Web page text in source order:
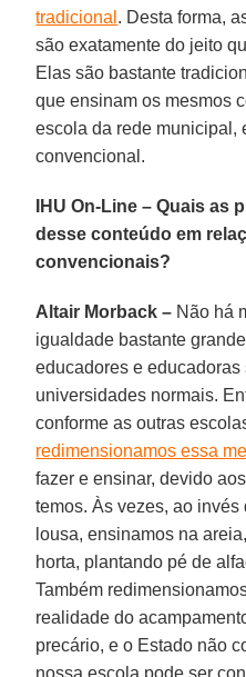
tradicional . Desta forma,
são exatamente do jeito
Elas são bastante
que ensinam os mesmos
escola da rede municipal,
convencional.
IHU On-Line – Quais as
desse conteúdo em
convencionais?
Altair Morback – Não há
igualdade bastante
educadores e
universidades normais.
conforme as outras
redimensionamos essa
fazer e ensinar, devido
temos. Às vezes, ao
lousa, ensinamos na
horta, plantando pé de
Também
realidade do
precário, e o Estado não
nossa escola pode ser